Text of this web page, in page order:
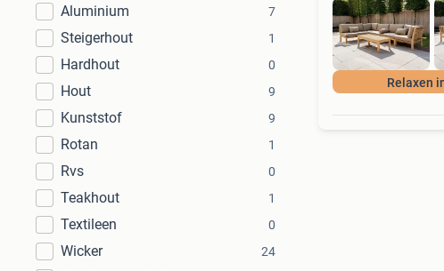
Aluminium
7
Steigerhout 1
Hardhout 0
Hout 9
Kunststof 9
Rotan 1
Rvs 0
Teakhout 1
Textileen 0
Wicker 24
Relaxen